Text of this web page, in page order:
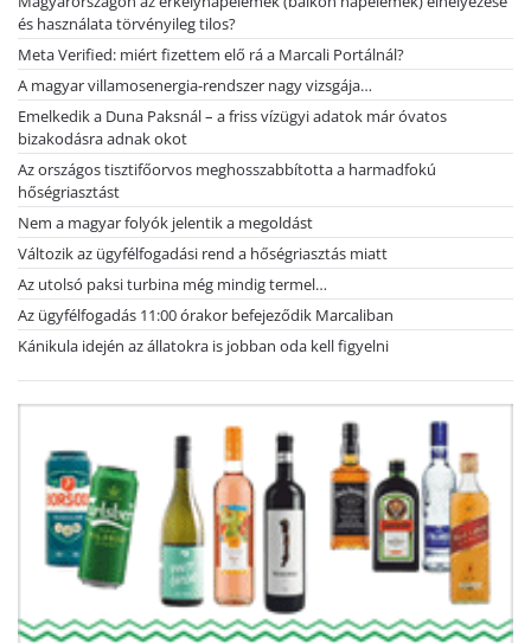
és használata törvényileg tilos?
Meta Verified: miért fizettem elő rá a Marcali Portálnál?
A magyar villamosenergia-rendszer nagy vizsgája…
Emelkedik a Duna Paksnál – a friss vízügyi adatok már óvatos
bizakodásra adnak okot
Az országos tisztifőorvos meghosszabbította a harmadfokú
hőségriasztást
Nem a magyar folyók jelentik a megoldást
Változik az ügyfélfogadási rend a hőségriasztás miatt
Az utolsó paksi turbina még mindig termel…
Az ügyfélfogadás 11:00 órakor befejeződik Marcaliban
Kánikula idején az állatokra is jobban oda kell figyelni